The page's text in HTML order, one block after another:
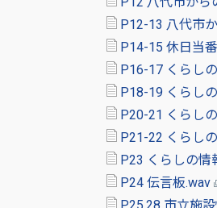
P12-13 八代市
P14-15 休日当
P16-17 くらし
P18-19 くらし
P20-21 くらし
P21-22 くらし
P23 くらしの情
P24 伝言板.wav